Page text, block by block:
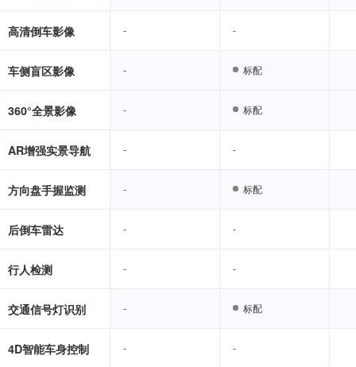
高清倒车影像 - -
车侧盲区影像 - 标配
360°全景影像 - 标配
AR增强实景导航 - -
方向盘手握监测 - 标配
后倒车雷达 - -
行人检测 - -
交通信号灯识别 - 标配
4D智能车身控制 - -
- -
- 标配
- 标配
- -
- 标配
- -
- -
- 标配
- -